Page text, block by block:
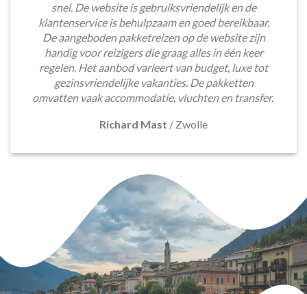
snel. De website is gebruiksvriendelijk en de
klantenservice is behulpzaam en goed bereikbaar.
De aangeboden pakketreizen op de website zijn
handig voor reizigers die graag alles in één keer
regelen. Het aanbod varieert van budget, luxe tot
gezinsvriendelijke vakanties. De pakketten
omvatten vaak accommodatie, vluchten en transfer.
Richard Mast / Zwolle